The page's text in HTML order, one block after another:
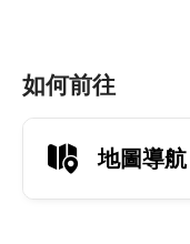
如何前往
地圖導航